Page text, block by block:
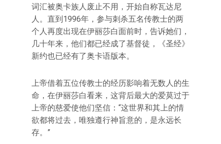
词汇被奥卡族人废止不用，开始自称瓦达尼
人。直到1996年，参与刺杀五名传教士的两
个人再度出现在伊丽莎白面前时，告诉她们，
几十年来，他们都已经成了基督徒，《圣经》
新约也已经有了奥卡语版本。
上帝借着五位传教士的经历影响着无数人的生
命，在伊丽莎白看来，这背后最大的爱莫过于
上帝的慈爱使他们坚信：“这世界和其上的情
欲都将过去，唯独遵行神旨意的，是永远长
存。”